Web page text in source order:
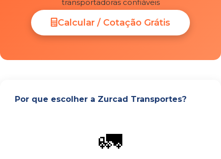
transportadoras confiáveis
Calcular / Cotação Grátis
Por que escolher a Zurcad Transportes?
🚛